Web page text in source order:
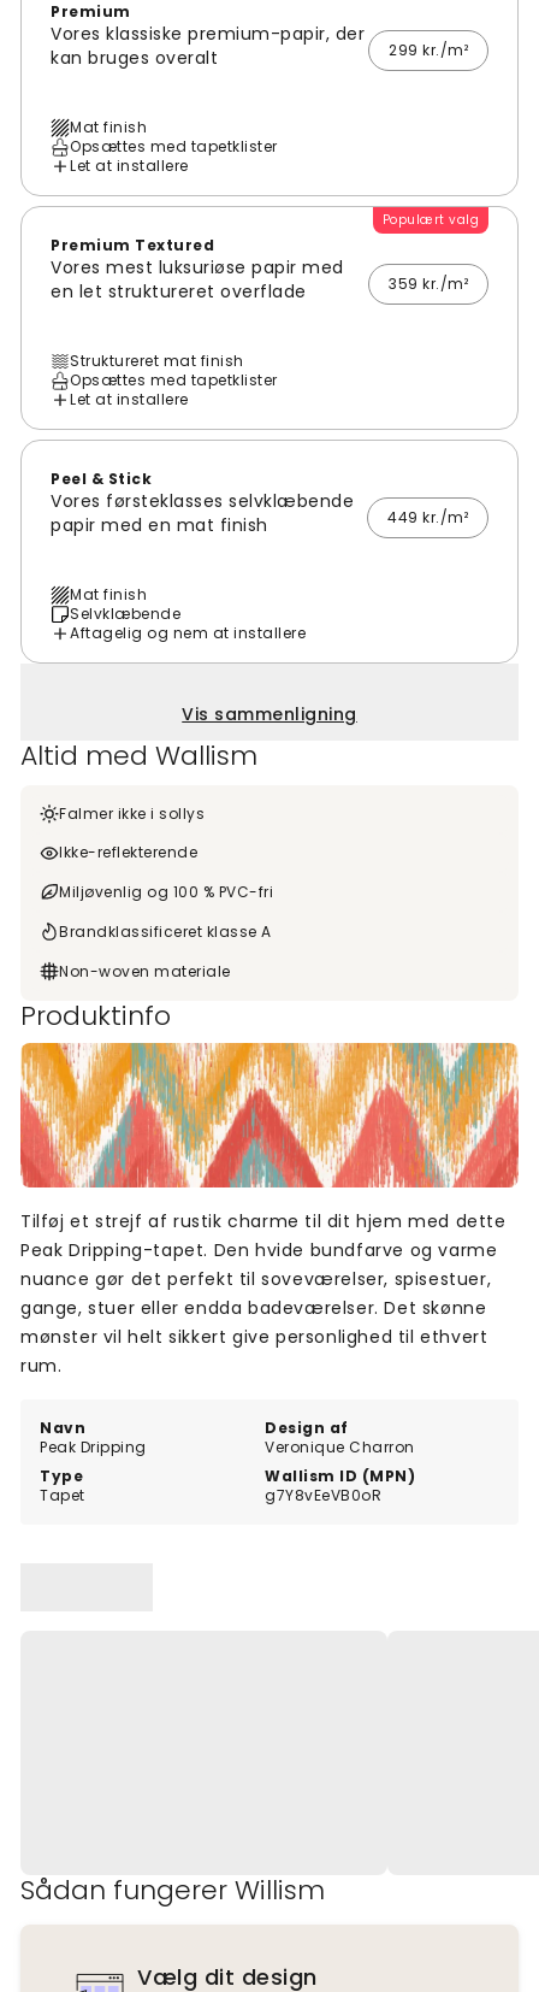
Premium
Vores klassiske premium-papir, der
kan bruges overalt
299 kr./m²
Mat finish
Opsættes med tapetklister
Let at installere
Populært valg
Premium Textured
Vores mest luksuriøse papir med
en let struktureret overflade
359 kr./m²
Struktureret mat finish
Opsættes med tapetklister
Let at installere
Peel & Stick
Vores førsteklasses selvklæbende
papir med en mat finish
449 kr./m²
Mat finish
Selvklæbende
Aftagelig og nem at installere
Vis sammenligning
Altid med Wallism
Falmer ikke i sollys
Ikke-reflekterende
Miljøvenlig og 100 % PVC-fri
Brandklassificeret klasse A
Non-woven materiale
Produktinfo
Navn
Peak Dripping
Design af
Veronique Charron
Type
Tapet
Wallism ID (MPN)
g7Y8vEeVB0oR
Tilføj et strejf af rustik charme til dit hjem med dette
Peak Dripping-tapet. Den hvide bundfarve og varme
nuance gør det perfekt til soveværelser, spisestuer,
gange, stuer eller endda badeværelser. Det skønne
mønster vil helt sikkert give personlighed til ethvert
rum.
Sådan fungerer Willism
Vælg dit design